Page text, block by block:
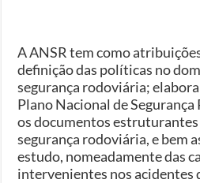
A ANSR tem como
definição das políticas no
segurança rodoviária;
Plano Nacional de
os documentos
segurança rodoviária, e bem
estudo, nomeadamente das
intervenientes nos acidentes